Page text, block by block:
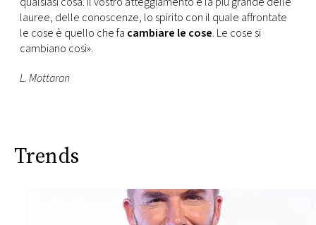
lauree, delle conoscenze, lo spirito con il quale affrontate
le cose è quello che fa cambiare le cose. Le cose si
cambiano così».
L. Mottaran
Trends